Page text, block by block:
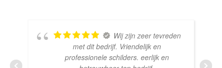
Wij zijn zeer tevreden
met dit bedrijf. Vriendelijk en
professionele schilders. eerlijk en